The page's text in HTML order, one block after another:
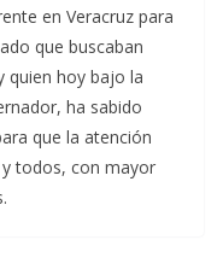
en Veracruz para
que buscaban
quien hoy bajo la
ha sabido
que la atención
todos, con mayor